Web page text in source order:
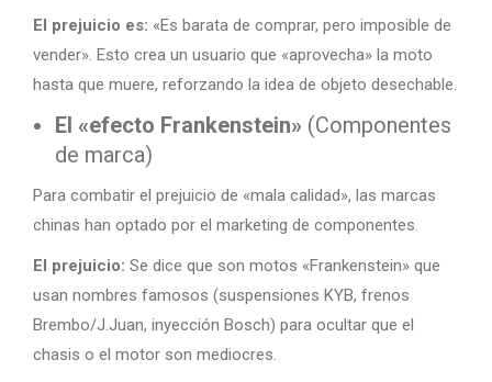
El prejuicio es: «Es barata de comprar, pero imposible de
vender». Esto crea un usuario que «aprovecha» la moto
hasta que muere, reforzando la idea de objeto desechable.
El «efecto Frankenstein» (Componentes
de marca)
Para combatir el prejuicio de «mala calidad», las marcas
chinas han optado por el marketing de componentes.
El prejuicio: Se dice que son motos «Frankenstein» que
usan nombres famosos (suspensiones KYB, frenos
Brembo/J.Juan, inyección Bosch) para ocultar que el
chasis o el motor son mediocres.